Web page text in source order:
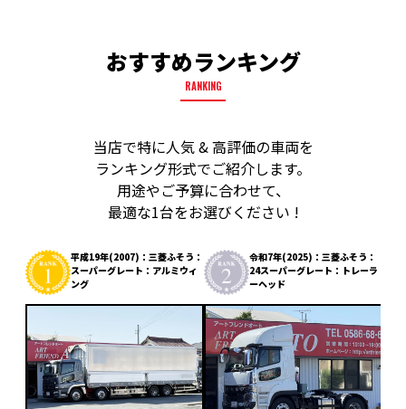
おすすめランキング
RANKING
当店で特に人気 & 高評価の車両を
ランキング形式でご紹介します。
用途やご予算に合わせて、
最適な1台をお選びください !
平成19年(2007)：三菱ふそう：
スーパーグレート：アルミウィ
ング
令和7年(2025)：三菱ふそう：
24スーパーグレート：トレーラ
ーヘッド